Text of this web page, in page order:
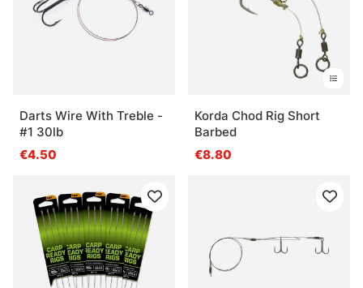
Darts Wire With Treble -
#1 30lb
€4.50
Korda Chod Rig Short
Barbed
€8.80